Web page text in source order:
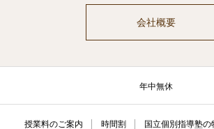
会社概要
年中無休
授業料のご案内 時間割 国立個別指導塾の